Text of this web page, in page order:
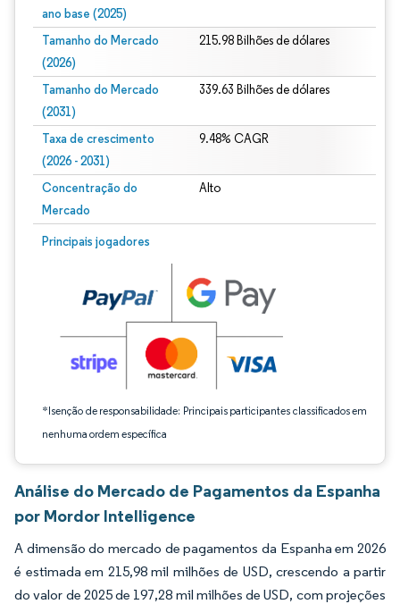
ano base (2025)
Tamanho do Mercado
(2026)
215.98 Bilhões de dólares
Tamanho do Mercado
(2031)
339.63 Bilhões de dólares
Taxa de crescimento
(2026 - 2031)
9.48% CAGR
Concentração do
Mercado
Alto
Principais jogadores
*Isenção de responsabilidade: Principais participantes classificados em
nenhuma ordem específica
Imagem © Mordor Intelligence. O reuso requer atribuição conforme CC BY 4.0.
Análise do Mercado de Pagamentos da Espanha
por Mordor Intelligence
A dimensão do mercado de pagamentos da Espanha em 2026
é estimada em 215,98 mil milhões de USD, crescendo a partir
do valor de 2025 de 197,28 mil milhões de USD, com projeções